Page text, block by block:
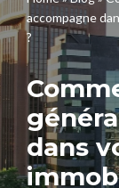
accompagne
?
dans